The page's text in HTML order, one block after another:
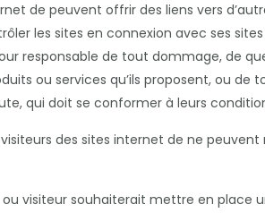
de peuvent offrir des liens vers
les sites en connexion avec ses
responsable de tout dommage, de
ou services qu’ils proposent, ou
qui doit se conformer à leurs
des sites internet de ne
visiteur souhaiterait mettre en place